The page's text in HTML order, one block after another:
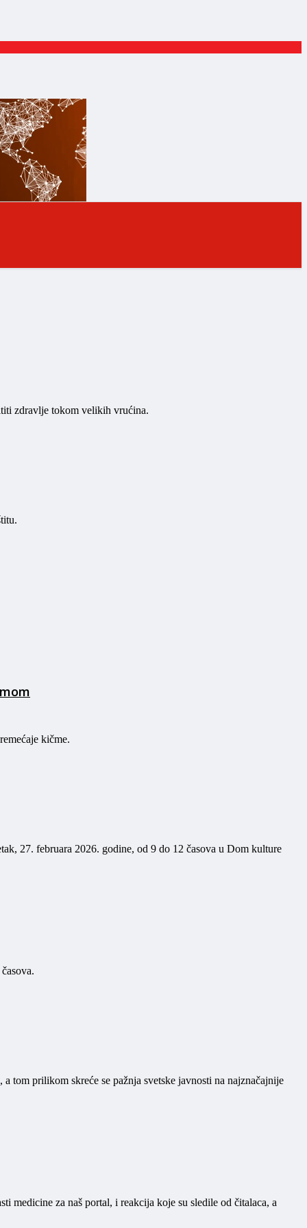
zdravlje tokom velikih vrućina.
kičme.
27. februara 2026. godine, od 9 do 12 časova u Dom kulture
tom prilikom skreće se pažnja svetske javnosti na najznačajnije
medicine za naš portal, i reakcija koje su sledile od čitalaca, a